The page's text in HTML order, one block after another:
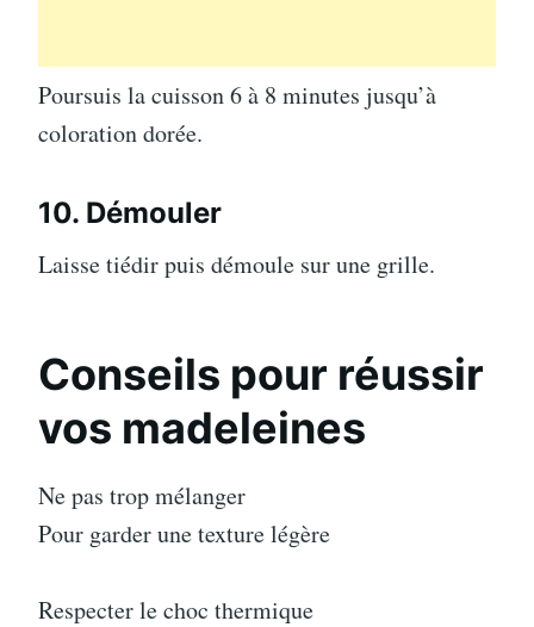
Poursuis la cuisson 6 à 8 minutes jusqu’à
coloration dorée.
10. Démouler
Laisse tiédir puis démoule sur une grille.
Conseils pour réussir
vos madeleines
Ne pas trop mélanger
Pour garder une texture légère
Respecter le choc thermique